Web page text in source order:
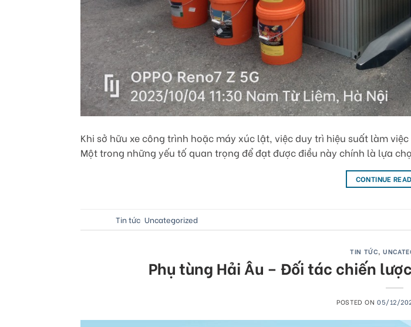
Khi sở hữu xe công trình hoặc máy xúc lật, việc duy trì hiệu suất làm
Một trong những yếu tố quan trọng để đạt được điều này chính là lựa
CONTINUE
Tin tức Uncategorized
TIN TỨC,
Phụ tùng Hải Âu – Đối tác chiến
POSTED ON 05/12/